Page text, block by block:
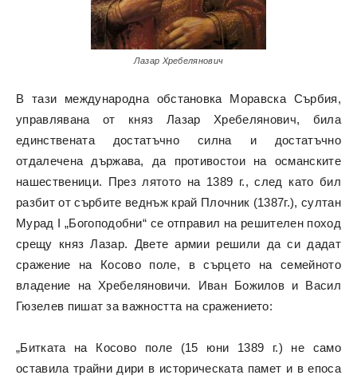
Лазар Хребелянович
В тази международна обстановка Моравска Сърбия,
управлявана от княз Лазар Хребелянович, била
единствената достатъчно силна и достатъчно
отдалечена държава, да противостои на османските
нашественици. През лятото на 1389 г., след като бил
разбит от сърбите веднъж край Плочник (1387г.), султан
Мурад I „Богоподобни“ се отправил на решителен поход
срещу княз Лазар. Двете армии решили да си дадат
сражение на Косово поле, в сърцето на семейното
владение на Хребеляновичи. Иван Божилов и Васил
Гюзелев пишат за важността на сражението:
„Битката на Косово поле (15 юни 1389 г.) не само
оставила трайни дири в историческата памет и в епоса